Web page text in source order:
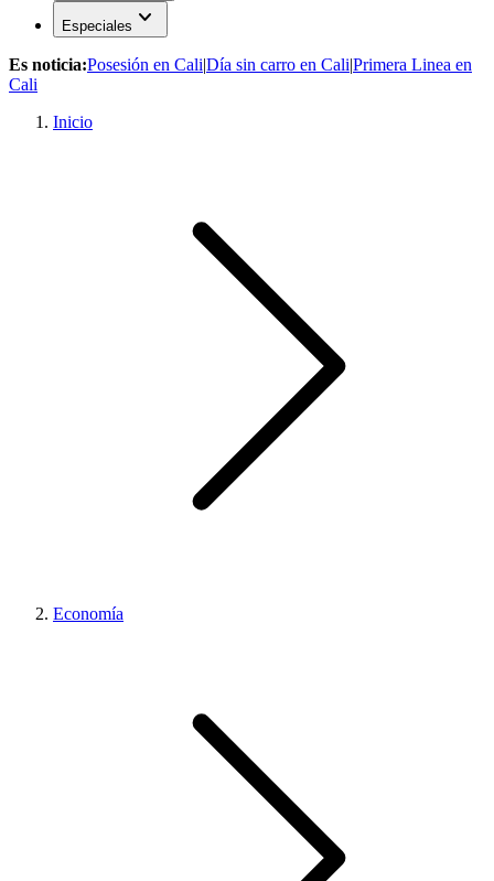
Especiales expand_more
Es noticia:Posesión en Cali|Día sin carro en Cali|Primera Linea en
Cali
Inicio
Economía